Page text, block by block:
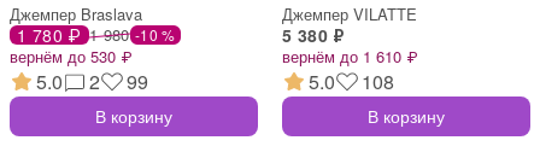
Джемпер Braslava
1 780 ₽ 1 980 -10 %
вернём до 530 ₽
5.0 2 99
В корзину
Джемпер VILATTE
5 380 ₽
вернём до 1 610 ₽
5.0 108
В корзину